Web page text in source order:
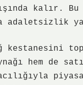
kalır. Bu
adaletsizlik
kestanesini
hem de